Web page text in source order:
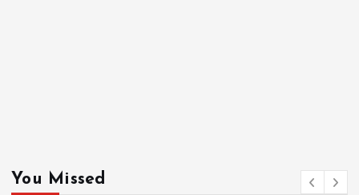
You Missed